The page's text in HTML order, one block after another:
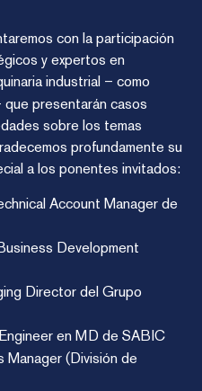
con la participación
y expertos en
industrial – como
que presentarán casos
sobre los temas
profundamente su
a los ponentes invitados:
Account Manager de
Development
Director del Grupo
en MD de SABIC
Manager (División de